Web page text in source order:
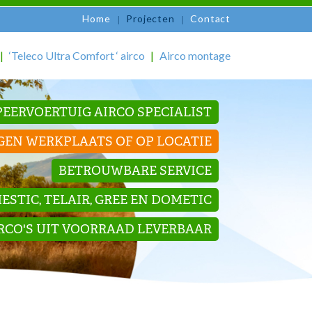
Home Projecten Contact
‘Teleco Ultra Comfort ‘ airco Airco montage
AIRCO SPECIALIST
WERKPLAATS OF OP LOCATIE
BETROUWBARE SERVICE
TELAIR, GREE EN DOMETIC
UIT VOORRAAD LEVERBAAR